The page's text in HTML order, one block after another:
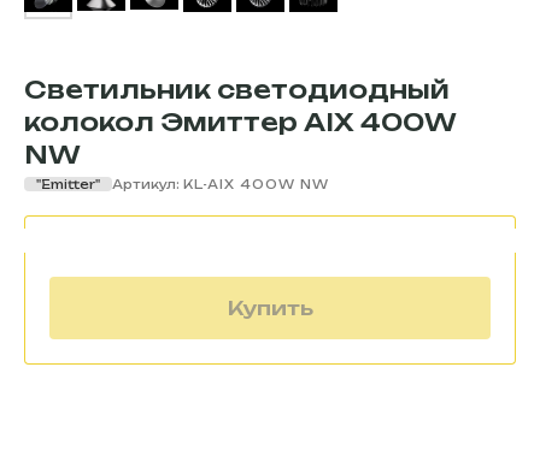
Светильник светодиодный
колокол Эмиттер AIX 400W
NW
"Еmitter" Артикул: KL-AIX 400W NW
Купить